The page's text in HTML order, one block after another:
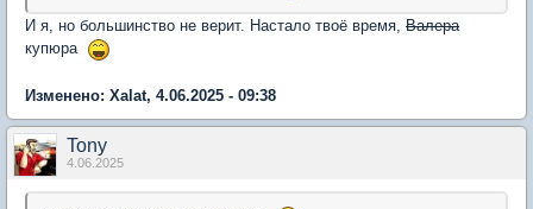
И я, но большинство не верит. Настало твоё время, Валера
купюра
Изменено: Xalat, 4.06.2025 - 09:38
Tony
4.06.2025